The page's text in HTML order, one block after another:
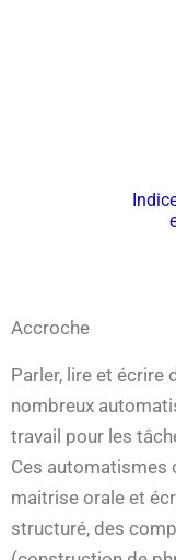
Accroche
Parler, lire et écrire
nombreux
travail pour les
Ces automatismes
maitrise orale et
structuré, des